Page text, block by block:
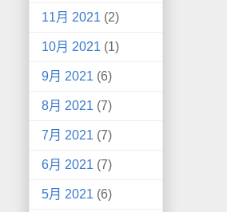
11月 2021 (2)
10月 2021 (1)
9月 2021 (6)
8月 2021 (7)
7月 2021 (7)
6月 2021 (7)
5月 2021 (6)